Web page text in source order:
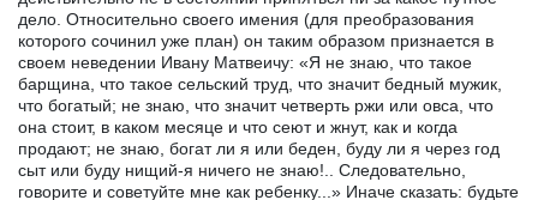
дело. Относительно своего имения (для преобразования
которого сочинил уже план) он таким образом признается в
своем неведении Ивану Матвеичу: «Я не знаю, что такое
барщина, что такое сельский труд, что значит бедный мужик,
что богатый; не знаю, что значит четверть ржи или овса, что
она стоит, в каком месяце и что сеют и жнут, как и когда
продают; не знаю, богат ли я или беден, буду ли я через год
сыт или буду нищий-я ничего не знаю!.. Следовательно,
говорите и советуйте мне как ребенку...» Иначе сказать: будьте